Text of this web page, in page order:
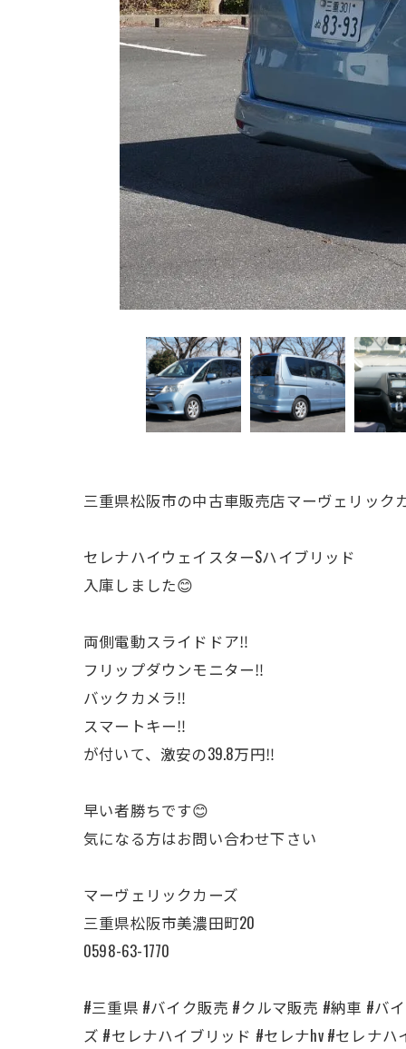
三重県松阪市の中古車販売店マーヴェリック
セレナハイウェイスターSハイブリッド
入庫しました😊
両側電動スライドドア‼️
フリップダウンモニター‼️
バックカメラ‼️
スマートキー‼️
が付いて、激安の39.8万円‼️
早い者勝ちです😊
気になる方はお問い合わせ下さい
マーヴェリックカーズ
三重県松阪市美濃田町20
0598-63-1770
#三重県 #バイク販売 #クルマ販売 #納車 #バ
ズ #セレナハイブリッド #セレナhv #セレナハ